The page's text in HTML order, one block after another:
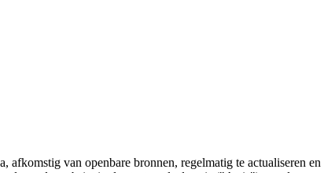
van openbare bronnen, regelmatig te actualiseren